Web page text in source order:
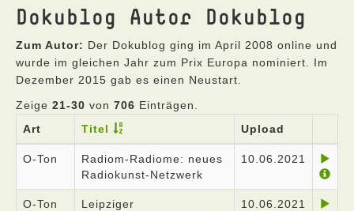
Dokublog Autor Dokublog
Zum Autor: Der Dokublog ging im April 2008 online und
wurde im gleichen Jahr zum Prix Europa nominiert. Im
Dezember 2015 gab es einen Neustart.
Zeige 21-30 von 706 Einträgen.
Art
Titel Upload
O-Ton
Radiom-Radiome: neues
Radiokunst-Netzwerk
10.06.2021
O-Ton
Leipziger
10.06.2021